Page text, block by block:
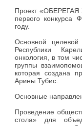
Проект «ОБЕРЕГАЯ
первого конкурса
году.
Основной целевой
Республики
онкология, в том
группы
которая создана
Арины Тубис.
Основные
Проведение
стола» для